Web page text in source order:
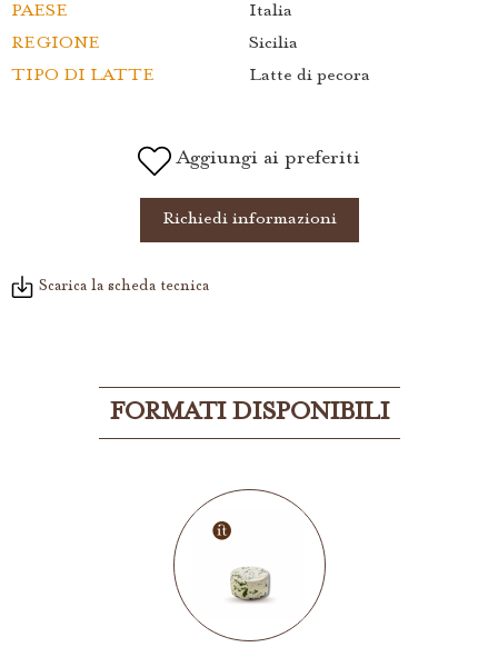
PAESE
Italia
REGIONE
Sicilia
TIPO DI LATTE
Latte di pecora
Aggiungi ai preferiti
Richiedi informazioni
Scarica la scheda tecnica
FORMATI DISPONIBILI